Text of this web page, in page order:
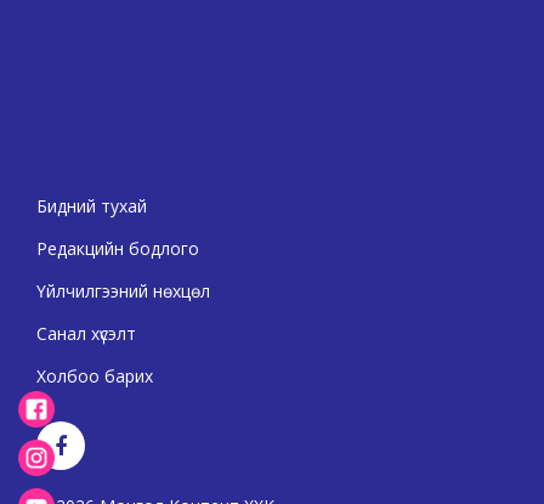
Бидний тухай
Редакцийн бодлого
Үйлчилгээний нөхцөл
Санал хүсэлт
Холбоо барих